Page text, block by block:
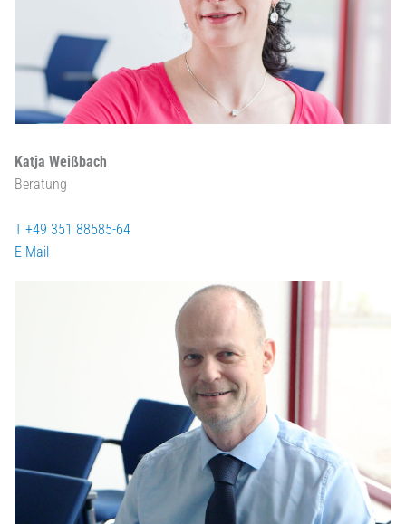
Katja Weißbach
Beratung
T +49 351 88585-64
E-Mail